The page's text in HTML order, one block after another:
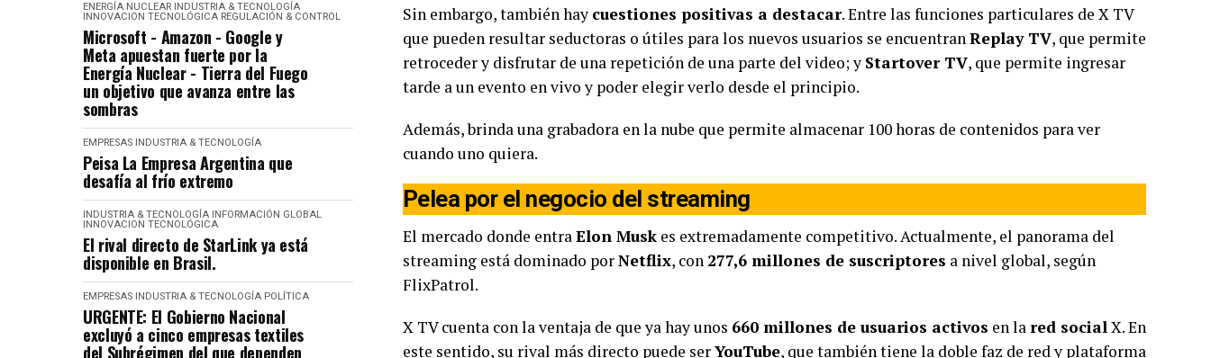
ENERGÍA NUCLEAR INDUSTRIA & TECNOLOGÍA
INNOVACION TECNOLÓGICA REGULACIÓN & CONTROL
Microsoft - Amazon - Google y
Meta apuestan fuerte por la
Energía Nuclear - Tierra del Fuego
un objetivo que avanza entre las
sombras
EMPRESAS INDUSTRIA & TECNOLOGÍA
Peisa La Empresa Argentina que
desafía al frío extremo
INDUSTRIA & TECNOLOGÍA INFORMACIÓN GLOBAL
INNOVACION TECNOLÓGICA
El rival directo de StarLink ya está
disponible en Brasil.
EMPRESAS INDUSTRIA & TECNOLOGÍA POLÍTICA
URGENTE: El Gobierno Nacional
excluyó a cinco empresas textiles
del Subrégimen del que dependen
Sin embargo, también hay cuestiones positivas a destacar. Entre las funciones particulares de X TV
que pueden resultar seductoras o útiles para los nuevos usuarios se encuentranReplay TV, que permite
retroceder y disfrutar de una repetición de una parte del video; y Startover TV, que permite ingresar
tarde a un evento en vivo y poder elegir verlo desde el principio.
Además, brinda una grabadora en la nube que permite almacenar 100 horas de contenidos para ver
cuando uno quiera.
Pelea por el negocio del streaming
El mercado donde entraElon Musk es extremadamente competitivo. Actualmente, el panorama del
streaming está dominado porNetflix, con 277,6 millones de suscriptores a nivel global, según
FlixPatrol.
X TV cuenta con la ventaja de que ya hay unos 660 millones de usuarios activos en lared socialX. En
este sentido, su rival más directo puede serYouTube, que también tiene la doble faz de red y plataforma